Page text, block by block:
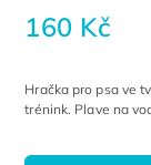
160 Kč
Hračka pro psa ve
trénink. Plave na